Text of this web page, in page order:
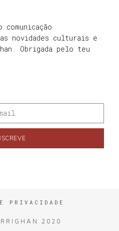
comunicação
novidades culturais e
Obrigada pelo teu
PRIVACIDADE
2020